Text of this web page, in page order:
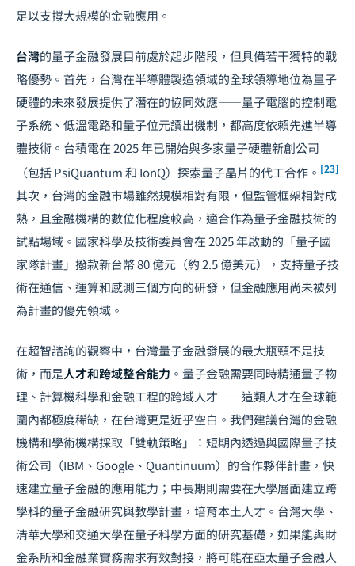
足以支撐大規模的金融應用。
台灣的量子金融發展目前處於起步階段，但具備若干獨特的戰
略優勢。首先，台灣在半導體製造領域的全球領導地位為量子
硬體的未來發展提供了潛在的協同效應——量子電腦的控制電
子系統、低溫電路和量子位元讀出機制，都高度依賴先進半導
體技術。台積電在 2025 年已開始與多家量子硬體新創公司
（包括 PsiQuantum 和 IonQ）探索量子晶片的代工合作。 [23]
其次，台灣的金融市場雖然規模相對有限，但監管框架相對成
熟，且金融機構的數位化程度較高，適合作為量子金融技術的
試點場域。國家科學及技術委員會在 2025 年啟動的「量子國
家隊計畫」撥款新台幣 80 億元（約 2.5 億美元），支持量子技
術在通信、運算和感測三個方向的研發，但金融應用尚未被列
為計畫的優先領域。
在超智諮詢的觀察中，台灣量子金融發展的最大瓶頸不是技
術，而是人才和跨域整合能力 。量子金融需要同時精通量子物
理、計算機科學和金融工程的跨域人才——這類人才在全球範
圍內都極度稀缺，在台灣更是近乎空白。我們建議台灣的金融
機構和學術機構採取「雙軌策略」：短期內透過與國際量子技
術公司（IBM、Google、Quantinuum）的合作夥伴計畫，快
速建立量子金融的應用能力；中長期則需要在大學層面建立跨
學科的量子金融研究與教學計畫，培育本土人才。台灣大學、
清華大學和交通大學在量子科學方面的研究基礎，如果能與財
金系所和金融業實務需求有效對接，將可能在亞太量子金融人